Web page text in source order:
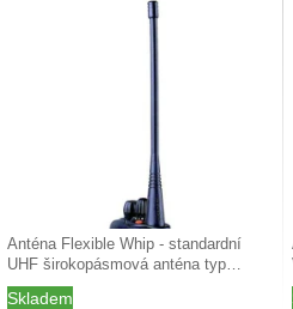
Anténa Flexible Whip - standardní
UHF širokopásmová anténa typ…
Skladem